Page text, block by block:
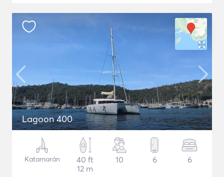
Lagoon 400
Katamarán
40 ft
12 m
10 6 6